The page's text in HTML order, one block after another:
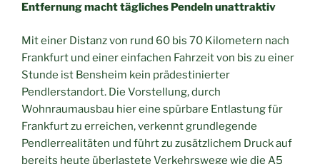
Entfernung macht tägliches Pendeln unattraktiv
Mit einer Distanz von rund 60 bis 70 Kilometern nach
Frankfurt und einer einfachen Fahrzeit von bis zu einer
Stunde ist Bensheim kein prädestinierter
Pendlerstandort. Die Vorstellung, durch
Wohnraumausbau hier eine spürbare Entlastung für
Frankfurt zu erreichen, verkennt grundlegende
Pendlerrealitäten und führt zu zusätzlichem Druck auf
bereits heute überlastete Verkehrswege wie die A5